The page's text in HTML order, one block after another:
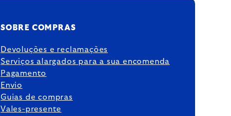
SOBRE COMPRAS
Devoluções e reclamações
Serviços alargados para a sua encomenda
Pagamento
Envio
Guias de compras
Vales-presente